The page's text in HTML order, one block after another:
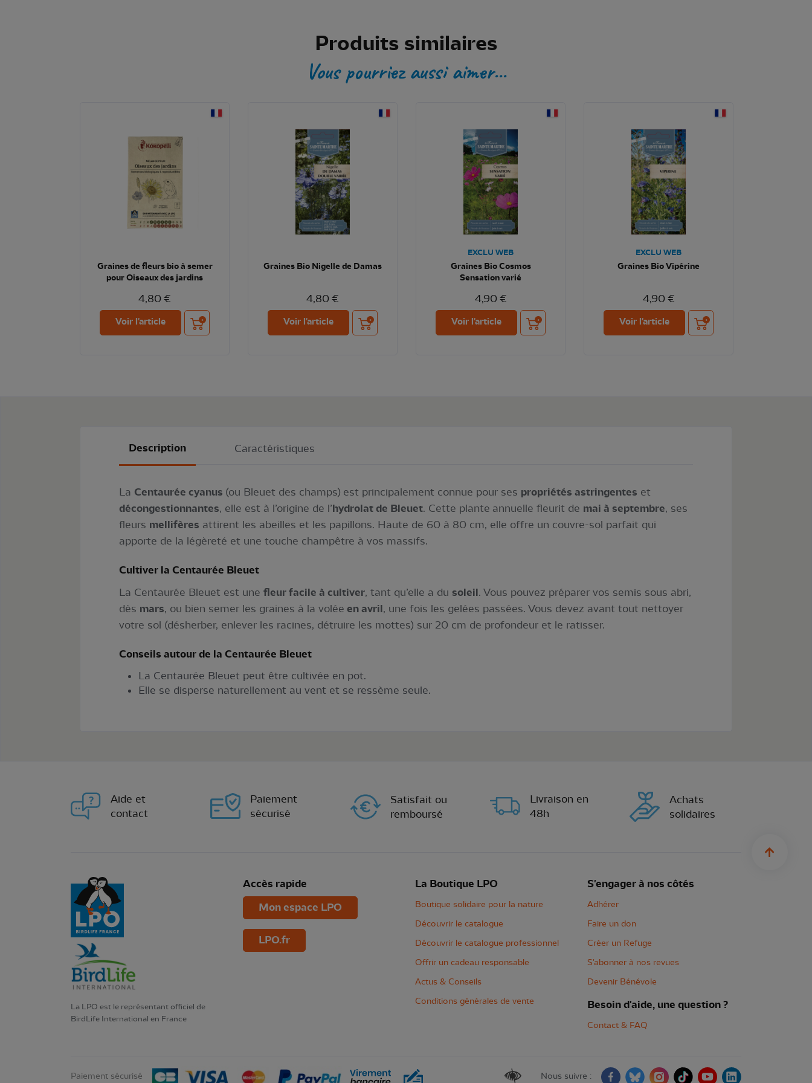
Produits similaires
Vous pourriez aussi aimer...
Graines de fleurs bio à semer
pour Oiseaux des jardins
4,80 €
Voir l'article Ajouter au panier
Graines Bio Nigelle de Damas
4,80 €
Voir l'article Ajouter au panier
EXCLU WEB
Graines Bio Cosmos
Sensation varié
4,90 €
Voir l'article Ajouter au panier
EXCLU WEB
Graines Bio Vipérine
4,90 €
Voir l'article Ajouter au panier
Description Caractéristiques
La Centaurée cyanus (ou Bleuet des champs) est principalement connue pour ses propriétés astringentes et
décongestionnantes, elle est à l’origine de l’hydrolat de Bleuet. Cette plante annuelle fleurit de mai à septembre, ses
fleurs mellifères attirent les abeilles et les papillons. Haute de 60 à 80 cm, elle offre un couvre-sol parfait qui
apporte de la légèreté et une touche champêtre à vos massifs.
Cultiver la Centaurée Bleuet
La Centaurée Bleuet est une fleur facile à cultiver, tant qu’elle a du soleil. Vous pouvez préparer vos semis sous abri,
dès mars, ou bien semer les graines à la volée en avril, une fois les gelées passées. Vous devez avant tout nettoyer
votre sol (désherber, enlever les racines, détruire les mottes) sur 20 cm de profondeur et le ratisser.
Conseils autour de la Centaurée Bleuet
La Centaurée Bleuet peut être cultivée en pot.
Elle se disperse naturellement au vent et se ressème seule.
Aide et
contact
Paiement
sécurisé
Satisfait ou
remboursé
Livraison en
48h
Achats
solidaires
La LPO est le représentant officiel de
BirdLife International en France
Accès rapide
Mon espace LPO
LPO.fr
La Boutique LPO
Boutique solidaire pour la nature
Découvrir le catalogue
Découvrir le catalogue professionnel
Offrir un cadeau responsable
Actus & Conseils
Conditions générales de vente
S'engager à nos côtés
Adhérer
Faire un don
Créer un Refuge
S'abonner à nos revues
Devenir Bénévole
Besoin d'aide, une question ?
Contact & FAQ
Paiement sécurisé Nous suivre :